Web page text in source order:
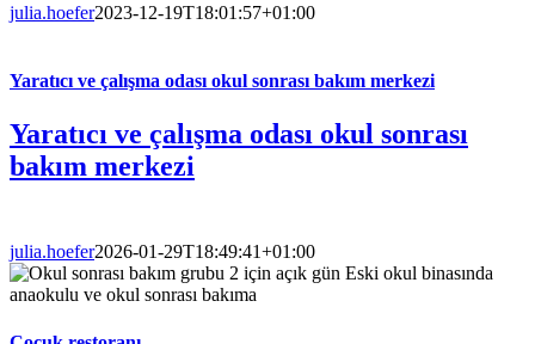
julia.hoefer2023-12-19T18:01:57+01:00
Yaratıcı ve çalışma odası okul sonrası bakım merkezi
Yaratıcı ve çalışma odası okul sonrası
bakım merkezi
julia.hoefer2026-01-29T18:49:41+01:00